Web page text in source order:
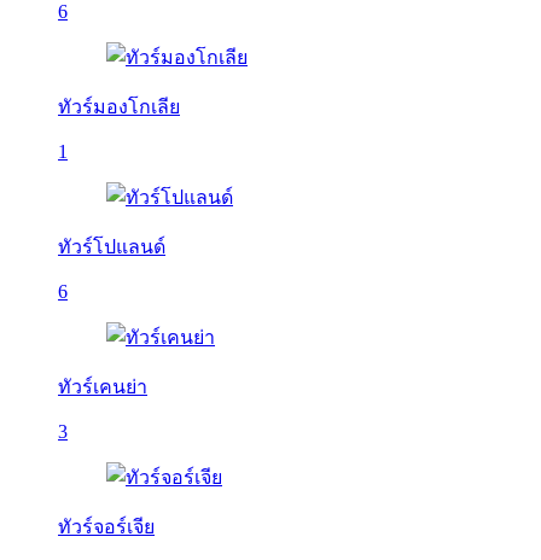
6
ทัวร์มองโกเลีย
1
ทัวร์โปแลนด์
6
ทัวร์เคนย่า
3
ทัวร์จอร์เจีย